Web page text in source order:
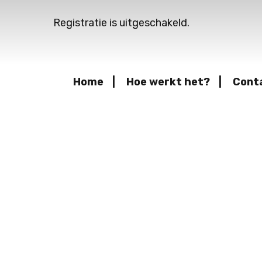
Registratie is uitgeschakeld.
Home Hoe werkt het?